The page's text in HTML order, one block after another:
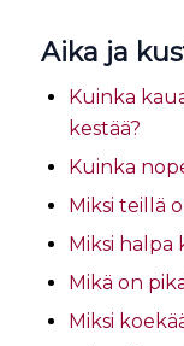
Aika ja
Kuinka
kestää?
Kuinka
Miksi teillä
Miksi halpa
Mikä on
Miksi